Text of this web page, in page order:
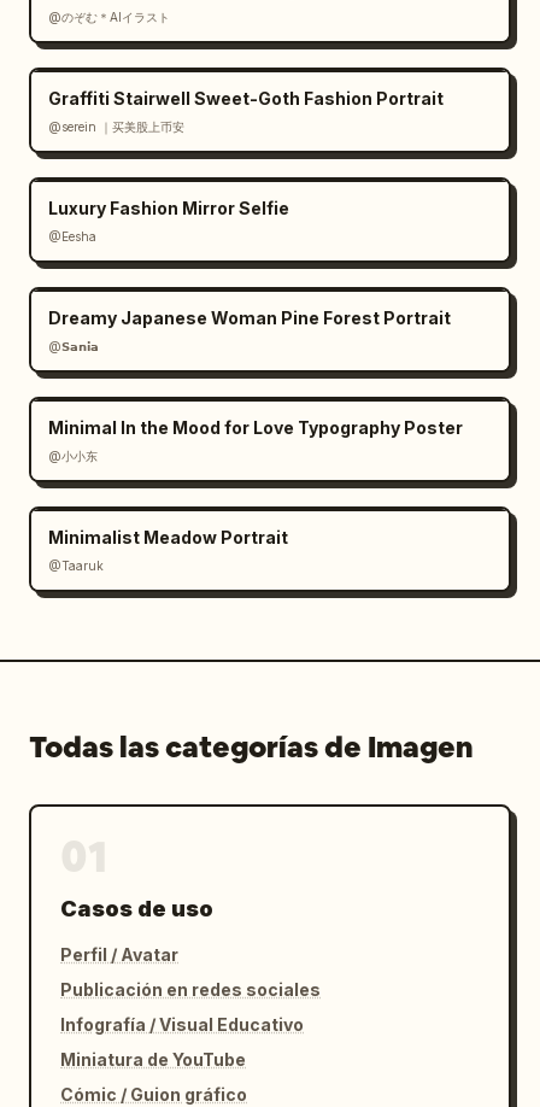
@のぞむ＊AIイラスト
Graffiti Stairwell Sweet-Goth Fashion Portrait
@serein ｜买美股上币安
Luxury Fashion Mirror Selfie
@Eesha
Dreamy Japanese Woman Pine Forest Portrait
@𝗦𝗮𝗻𝗶𝗮
Minimal In the Mood for Love Typography Poster
@小小东
Minimalist Meadow Portrait
@Taaruk
Todas las categorías de Imagen
Casos de uso
Perfil / Avatar
Publicación en redes sociales
Infografía / Visual Educativo
Miniatura de YouTube
Cómic / Guion gráfico